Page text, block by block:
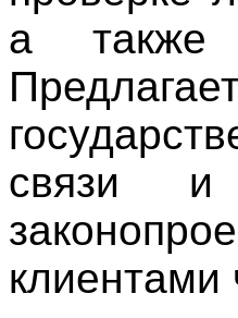
а также
связи и